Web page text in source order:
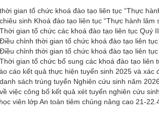
gian tổ chức khoá đào tạo liên tục “Thực
sinh Khoá đào tạo liên tục “Thực hành
gian tổ chức các khoá đào tạo liên tục Quý
chỉnh thời gian tổ chức khoá đào tạo liên tục
chỉnh thời gian tổ chức khoá đào tạo liên
gian tổ chức bổ sung các khoá đào tạo liên
cáo kết quả thực hiện tuyển sinh 2025 và
sách trúng tuyển Nghiên cứu sinh năm
việc công bố kết quả xét tuyển nghiên cứu
viên lớp An toàn tiêm chủng nâng cao 21-